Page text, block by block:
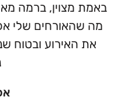
באמת מצוין, ברמה
מה שהאורחים שלי
את האירוע ובטוח